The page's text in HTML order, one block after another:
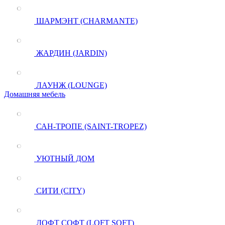
ШАРМЭНТ (CHARMANTE)
ЖАРДИН (JARDIN)
ЛАУНЖ (LOUNGE)
Домашняя мебель
САН-ТРОПЕ (SAINT-TROPEZ)
УЮТНЫЙ ДОМ
СИТИ (CITY)
ЛОФТ СОФТ (LOFT SOFT)